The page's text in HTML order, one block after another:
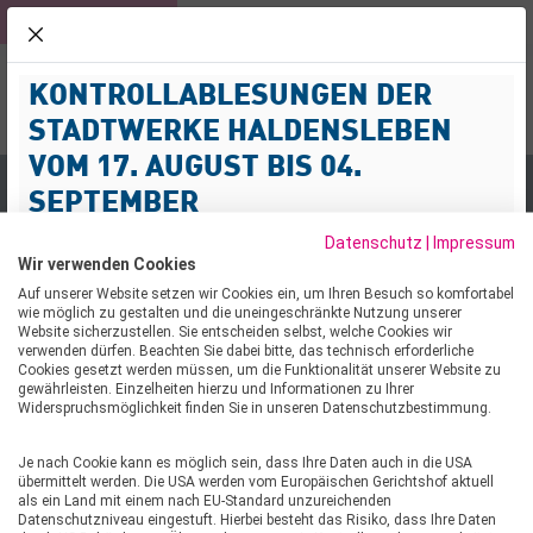
schliessen
KONTROLLABLESUNGEN DER
STADTWERKE HALDENSLEBEN
VOM 17. AUGUST BIS 04.
SEPTEMBER
wir informieren Sie darüber, dass im Zeitraum vom 17.
August bis 04. September 2026 Kontrollablesungen von
Strom-, Gas- und Wasserzählern im Netzgebiet
durchgeführt werden.
Mit der Durchführung der Kontrollablesungen wurde die
werden Wohn- und Geschäftshäuser im
Versorgungsgebiet der Stadtwerke Haldensleben
NOTFALL-SERVICE
03904 477-3
Suche
Ladesäulen für den Landkreis
LADESÄULEN FÜR DEN
LANDKREIS
Im Beisein von Landrat Martin Stichnoth, gingen am
Montag, 17. Oktober 2022, drei neue Ladesäulen an das
Datenschutz | Impressum
Wir verwenden Cookies
Auf unserer Website setzen wir Cookies ein, um Ihren Besuch so komfortabel
wie möglich zu gestalten und die uneingeschränkte Nutzung unserer
Website sicherzustellen. Sie entscheiden selbst, welche Cookies wir
verwenden dürfen. Beachten Sie dabei bitte, das technisch erforderliche
Cookies gesetzt werden müssen, um die Funktionalität unserer Website zu
gewährleisten. Einzelheiten hierzu und Informationen zu Ihrer
Widerspruchsmöglichkeit finden Sie in unseren Datenschutzbestimmung.
Je nach Cookie kann es möglich sein, dass Ihre Daten auch in die USA
übermittelt werden. Die USA werden vom Europäischen Gerichtshof aktuell
als ein Land mit einem nach EU-Standard unzureichenden
Datenschutzniveau eingestuft. Hierbei besteht das Risiko, dass Ihre Daten